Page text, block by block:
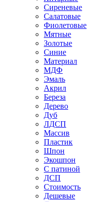
Сиреневые
Салатовые
Фиолетовые
Мятные
Золотые
Синие
Материал
МДФ
Эмаль
Акрил
Береза
Дерево
Дуб
ЛДСП
Массив
Пластик
Шпон
Экошпон
С патиной
ДСП
Стоимость
Дешевые